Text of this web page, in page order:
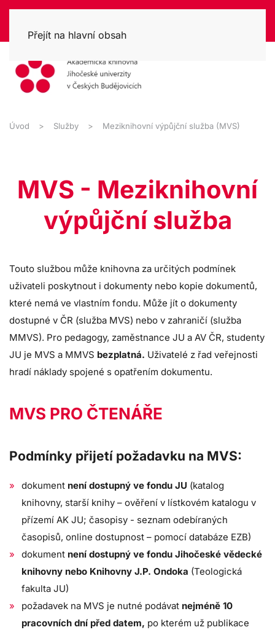
Přejít na hlavní obsah
Úvod Služby Meziknihovní výpůjční služba (MVS)
MVS - Meziknihovní
výpůjční služba
Touto službou může knihovna za určitých podmínek
uživateli poskytnout i dokumenty nebo kopie dokumentů,
které nemá ve vlastním fondu. Může jít o dokumenty
dostupné v ČR (služba MVS) nebo v zahraničí (služba
MMVS). Pro pedagogy, zaměstnance JU a AV ČR, studenty
JU je MVS a MMVS bezplatná. Uživatelé z řad veřejnosti
hradí náklady spojené s opatřením dokumentu.
MVS PRO ČTENÁŘE
Podmínky přijetí požadavku na MVS:
dokument není dostupný ve fondu JU (katalog
knihovny, starší knihy – ověření v lístkovém katalogu v
přízemí AK JU; časopisy - seznam odebíraných
časopisů, online dostupnost – pomocí databáze EZB)
dokument není dostupný ve fondu Jihočeské vědecké
knihovny nebo Knihovny J.P. Ondoka (Teologická
fakulta JU)
požadavek na MVS je nutné podávat nejméně 10
pracovních dní před datem, po kterém už publikace